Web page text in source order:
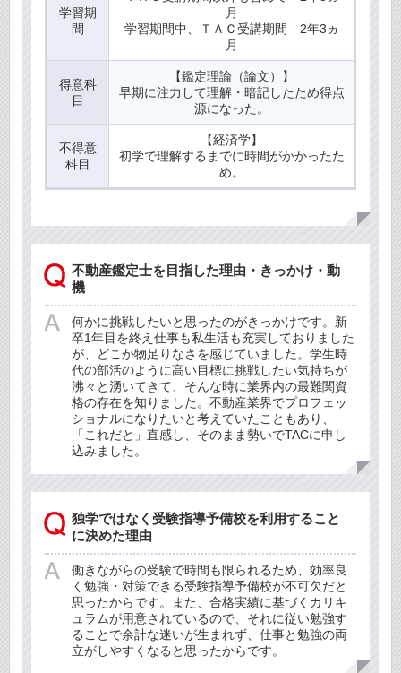
学習期
間
月
学習期間中、ＴＡＣ受講期間 2年3ヵ
月
得意科
目
【鑑定理論（論文）】
早期に注力して理解・暗記したため得点
源になった。
不得意
科目
【経済学】
初学で理解するまでに時間がかかったた
め。
不動産鑑定士を目指した理由・きっかけ・動
機
何かに挑戦したいと思ったのがきっかけです。新
卒1年目を終え仕事も私生活も充実しておりました
が、どこか物足りなさを感じていました。学生時
代の部活のように高い目標に挑戦したい気持ちが
沸々と湧いてきて、そんな時に業界内の最難関資
格の存在を知りました。不動産業界でプロフェッ
ショナルになりたいと考えていたこともあり、
「これだと」直感し、そのまま勢いでTACに申し
込みました。
独学ではなく受験指導予備校を利用すること
に決めた理由
働きながらの受験で時間も限られるため、効率良
く勉強・対策できる受験指導予備校が不可欠だと
思ったからです。また、合格実績に基づくカリキ
ュラムが用意されているので、それに従い勉強す
ることで余計な迷いが生まれず、仕事と勉強の両
立がしやすくなると思ったからです。